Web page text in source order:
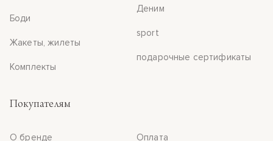
Боди
Жакеты, жилеты
Комплекты
Деним
sport
подарочные сертификаты
Покупателям
О бренде Оплата